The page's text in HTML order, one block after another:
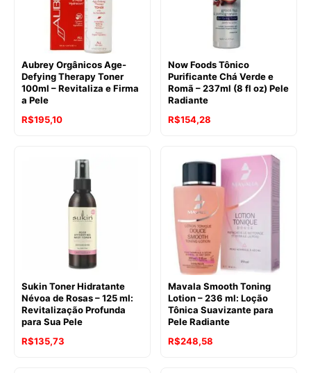
Aubrey Orgânicos Age-
Defying Therapy Toner
100ml – Revitaliza e Firma
a Pele
R$195,10
Now Foods Tônico
Purificante Chá Verde e
Romã – 237ml (8 fl oz) Pele
Radiante
R$154,28
Sukin Toner Hidratante
Névoa de Rosas – 125 ml:
Revitalização Profunda
para Sua Pele
R$135,73
Mavala Smooth Toning
Lotion – 236 ml: Loção
Tônica Suavizante para
Pele Radiante
R$248,58